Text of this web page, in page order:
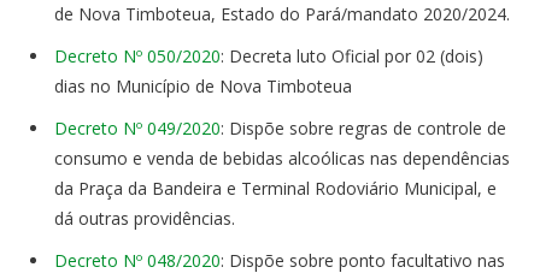
de Nova Timboteua, Estado do Pará/mandato 2020/2024.
Decreto Nº 050/2020: Decreta luto Oficial por 02 (dois)
dias no Município de Nova Timboteua
Decreto Nº 049/2020: Dispõe sobre regras de controle de
consumo e venda de bebidas alcoólicas nas dependências
da Praça da Bandeira e Terminal Rodoviário Municipal, e
dá outras providências.
Decreto Nº 048/2020: Dispõe sobre ponto facultativo nas